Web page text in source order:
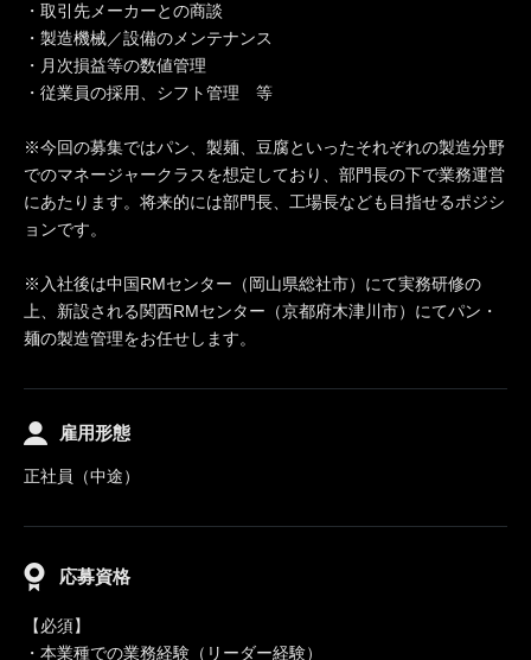
・取引先メーカーとの商談
・製造機械／設備のメンテナンス
・月次損益等の数値管理
・従業員の採用、シフト管理 等
※今回の募集ではパン、製麺、豆腐といったそれぞれの製造分野
でのマネージャークラスを想定しており、部門長の下で業務運営
にあたります。将来的には部門長、工場長なども目指せるポジシ
ョンです。
※入社後は中国RMセンター（岡山県総社市）にて実務研修の
上、新設される関西RMセンター（京都府木津川市）にてパン・
麺の製造管理をお任せします。
雇用形態
正社員（中途）
応募資格
【必須】
・本業種での業務経験（リーダー経験）